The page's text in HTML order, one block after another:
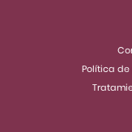
Política